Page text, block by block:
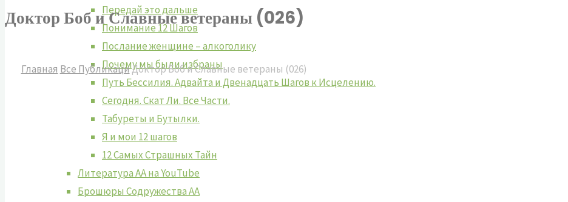
Передай это дальше
Понимание 12 Шагов
Послание женщине – алкоголику
Почему мы были избраны
Путь Бессилия. Адвайта и Двенадцать Шагов к Исцелению.
Сегодня. Скат Ли. Все Части.
Табуреты и Бутылки.
Я и мои 12 шагов
12 Самых Страшных Тайн
Литература АА на YouTube
Брошюры Содружества АА
Доктор Боб и Славные ветераны (026)
Главная Все ПубликациДоктор Боб и Славные ветераны (026)